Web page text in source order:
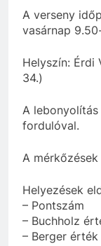
A verseny
vasárnap
Helyszín: Érdi
34.)
A
fordulóval.
A
Helyezések
– Pontszám
– Buchholz
– Berger érték